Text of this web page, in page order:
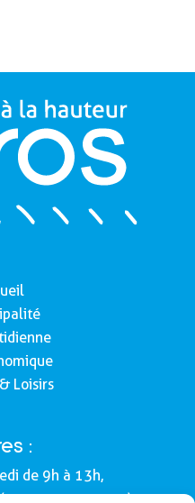
Loisirs
:
de 9h à 13h,
impaires).